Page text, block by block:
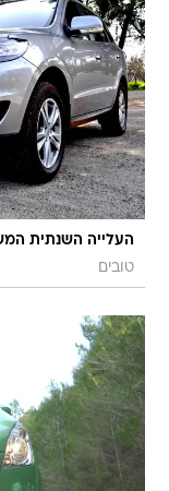
העלייה השנתית
טובים